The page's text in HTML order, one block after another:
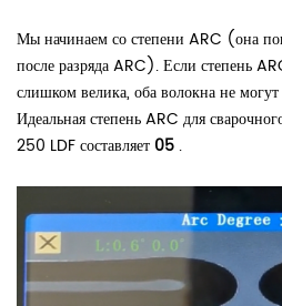
Мы начинаем со степени ARC (она
после разряда ARC). Если степень
слишком велика, оба волокна не
Идеальная степень ARC для
250 LDF составляет 05 .